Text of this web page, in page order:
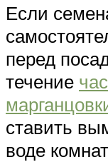
Если
перед
течение
ставить
воде